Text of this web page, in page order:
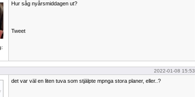
Hur såg nyårsmiddagen ut?
Tweet
2022-01-08 15:53
det var väl en liten tuva som stjälpte mpnga stora planer, eller..?